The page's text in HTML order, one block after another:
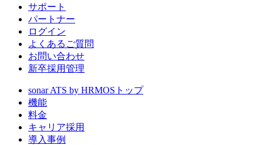
サポート
パートナー
ログイン
よくあるご質問
お問い合わせ
新卒採用管理
sonar ATS by HRMOS トップ
機能
料金
キャリア採用
導入事例